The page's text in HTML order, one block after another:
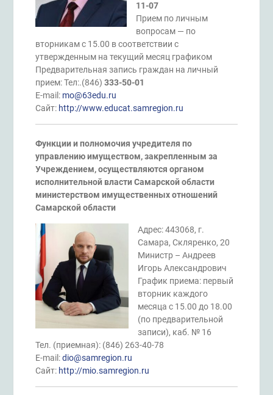
11-07
Прием по личным
вопросам — по
вторникам с 15.00 в соответствии с
утвержденным на текущий месяц графиком
Предварительная запись граждан на личный
прием: Тел:.(846) 333-50-01
E-mail: mo@63edu.ru
Сайт: http://www.educat.samregion.ru
Функции и полномочия учредителя по
управлению имуществом, закрепленным за
Учреждением, осуществляются органом
исполнительной власти Самарской области
министерством имущественных отношений
Самарской области
Адрес: 443068, г.
Самара, Скляренко, 20
Министр – Андреев
Игорь Александрович
График приема: первый
вторник каждого
месяца с 15.00 до 18.00
(по предварительной
записи), каб. № 16
Тел. (приемная): (846) 263-40-78
E-mail:dio@samregion.ru
Сайт: http://mio.samregion.ru